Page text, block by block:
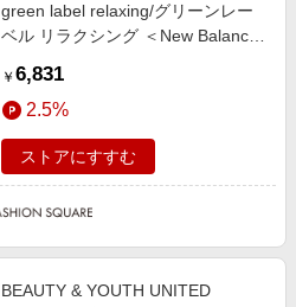
green label relaxing/グリーンレー
ベル リラクシング ＜New Balance
ーカー / キッズ 17cm-24cm NAVY
19cm
￥ 6,831
2.5%
ストアにすすむ
BEAUTY & YOUTH UNITED